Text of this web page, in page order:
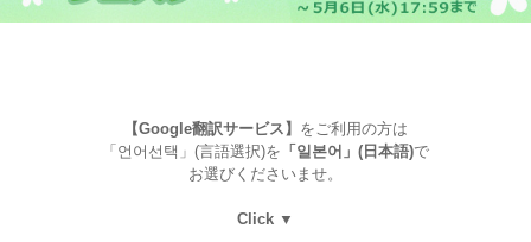
【Google翻訳サービス】 をご利用の方は
「언어선택」(言語選択)を 「일본어」(日本語)で
お選びくださいませ。
Click ▼